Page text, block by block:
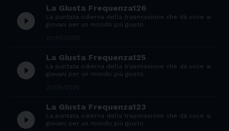
play_circle_filled
La Giusta Frequenza126
La puntata odierna della trasmissione che dà voce ai
giovani per un mondo più giusto
play_circle_filled
La Giusta Frequenza125
La puntata odierna della trasmissione che dà voce ai
giovani per un mondo più giusto
play_circle_filled
La Giusta Frequenza123
La puntata odierna della trasmissione che dà voce ai
giovani per un mondo più giusto